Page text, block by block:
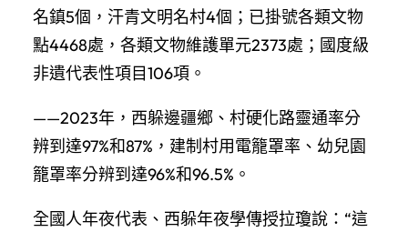
名鎮5個，汗青文明名村4個；已掛號各類文物
點4468處，各類文物維護單元2373處；國度級
非遺代表性項目106項。
——2023年，西躲邊疆鄉、村硬化路靈通率分
辨到達97%和87%，建制村用電籠罩率、幼兒園
籠罩率分辨到達96%和96.5%。
全國人年夜代表、西躲年夜學傳授拉瓊說：“這